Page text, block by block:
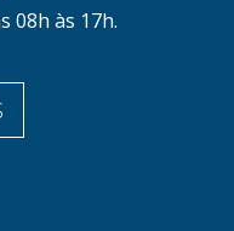
08h às 17h.